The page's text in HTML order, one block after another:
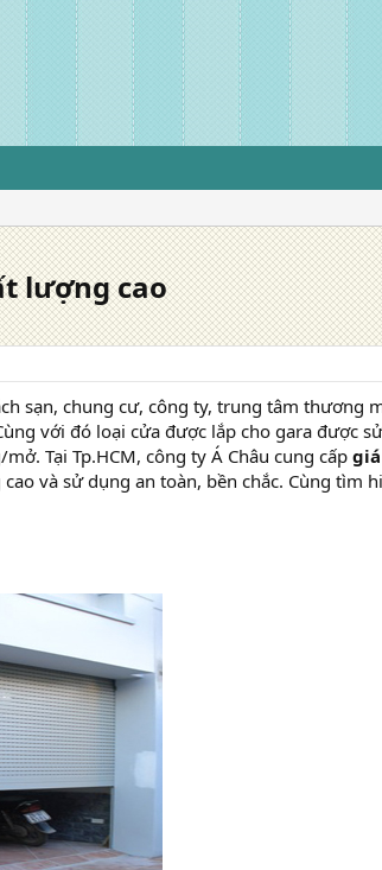
lượng cao
sạn, chung cư, công ty, trung tâm thương
với đó loại cửa được lắp cho gara được
Tại Tp.HCM, công ty Á Châu cung cấp
và sử dụng an toàn, bền chắc. Cùng tìm